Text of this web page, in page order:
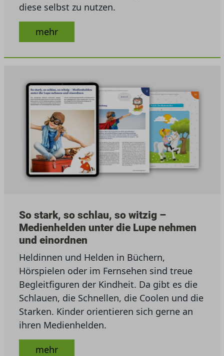
diese selbst zu nutzen.
mehr
So stark, so schlau, so witzig –
Medienhelden unter die Lupe nehmen
und einordnen
Heldinnen und Helden in Büchern,
Hörspielen oder im Fernsehen sind treue
Begleitfiguren der Kindheit. Da gibt es die
Schlauen, die Schnellen, die Coolen und die
Starken. Kinder orientieren sich gerne an
ihren Medienhelden.
mehr